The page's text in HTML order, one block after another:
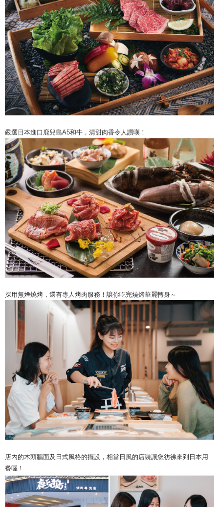
嚴選日本進口鹿兒島A5和牛，清甜肉香令人讚嘆！
採用無煙燒烤，還有專人烤肉服務！讓你吃完燒烤華麗轉身～
店內的木頭牆面及日式風格的擺設，相當日風的店裝讓您彷彿來到日本用
餐喔！